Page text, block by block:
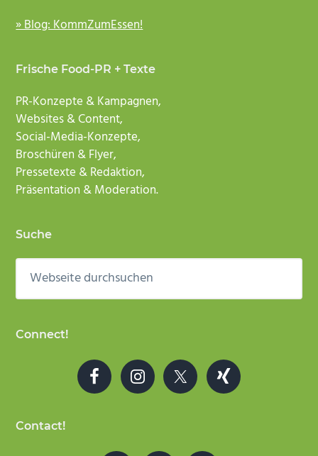
» Blog: KommZumEssen!
Frische Food-PR + Texte
PR-Konzepte & Kampagnen,
Websites & Content,
Social-Media-Konzepte,
Broschüren & Flyer,
Pressetexte & Redaktion,
Präsentation & Moderation.
Suche
Webseite
durchsuchen
Connect!
Contact!